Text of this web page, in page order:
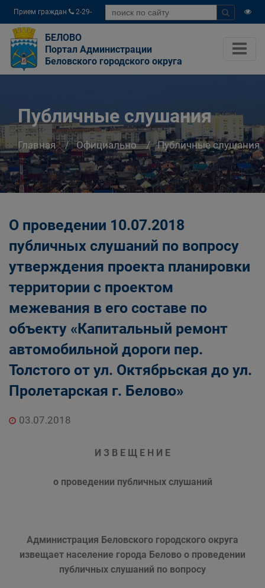
Прием граждан
2-29-
04
БЕЛОВО
Портал Администрации
Беловского городского округа
Публичные слушания
Главная Официально Публичные слушания
О проведении 10.07.2018
публичных слушаний по вопросу
утверждения проекта планировки
территории с проектом
межевания в его составе по
объекту «Капитальный ремонт
автомобильной дороги пер.
Толстого от ул. Октябрьская до ул.
Пролетарская г. Белово»
03.07.2018
И З В Е Щ Е Н И Е
о проведении публичных слушаний
Администрация Беловского городского округа
извещает население города Белово о проведении
публичных слушаний по вопросу